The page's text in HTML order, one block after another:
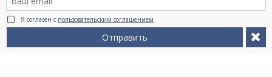
Я согласен с пользовательским соглашением
Отправить